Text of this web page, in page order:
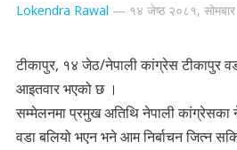
Lokendra Rawal — १४ जेष्ठ २०८१,
टीकापुर, १४ जेठ/नेपाली कांग्रेस टीकापुर
आइतवार भएको छ ।
सम्मेलनमा प्रमुख अतिथि नेपाली
वडा बलियो भएन भने आम निर्बाचन जित्न